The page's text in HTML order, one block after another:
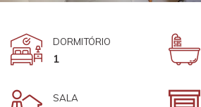
DORMITÓRIO
1
SALA